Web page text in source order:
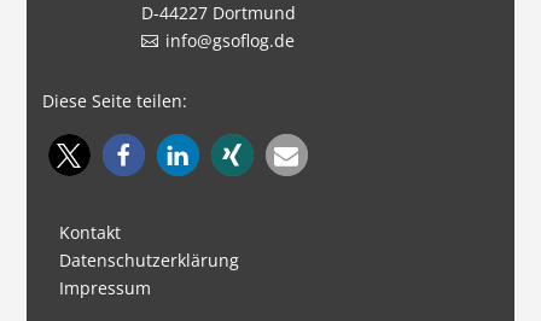
D-44227 Dortmund
info@gsoflog.de
Diese Seite teilen:
Kontakt
Datenschutzerklärung
Impressum